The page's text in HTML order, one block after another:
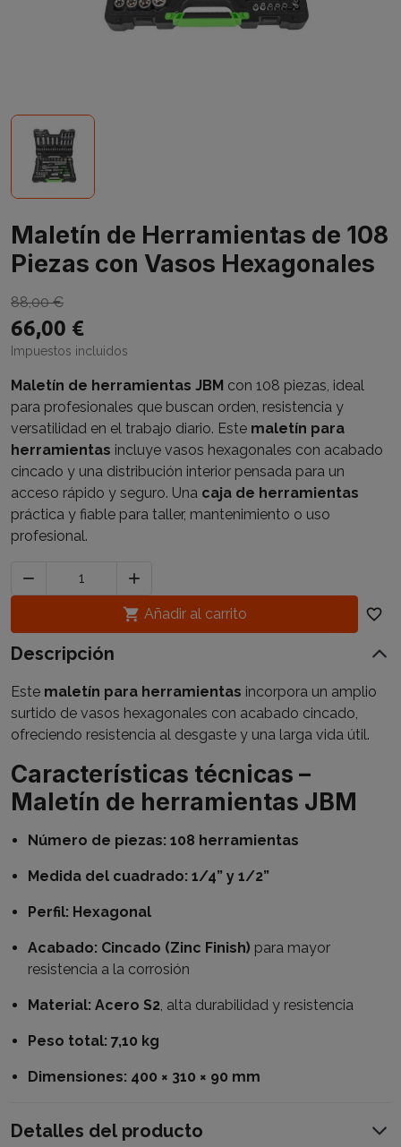
Maletín de Herramientas de 108
Piezas con Vasos Hexagonales
88,00 €
66,00 €
Impuestos incluidos
Maletín de herramientas JBM con 108 piezas, ideal
para profesionales que buscan orden, resistencia y
versatilidad en el trabajo diario. Este maletín para
herramientas incluye vasos hexagonales con acabado
cincado y una distribución interior pensada para un
acceso rápido y seguro. Una caja de herramientas
práctica y fiable para taller, mantenimiento o uso
profesional.


 Añadir al carrito favorite_border
Descripción
Este maletín para herramientas incorpora un amplio
surtido de vasos hexagonales con acabado cincado,
ofreciendo resistencia al desgaste y una larga vida útil.
Características técnicas –
Maletín de herramientas JBM
Número de piezas: 108 herramientas
Medida del cuadrado: 1/4” y 1/2”
Perfil: Hexagonal
Acabado: Cincado (Zinc Finish) para mayor
resistencia a la corrosión
Material: Acero S2, alta durabilidad y resistencia
Peso total: 7,10 kg
Dimensiones: 400 × 310 × 90 mm
Detalles del producto